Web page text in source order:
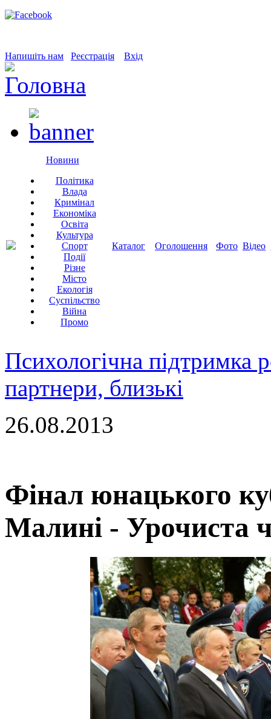
Напишіть нам Реєстрація Вхід
Новини
Політика
Влада
Кримінал
Економіка
Освіта
Культура
Спорт
Події
Різне
Місто
Екологія
Суспільство
Війна
Промо
Каталог Оголошення Фото Відео
Психологічна підтримка
партнери, близькі
26.08.2013
Фінал юнацького
Малині - Урочиста